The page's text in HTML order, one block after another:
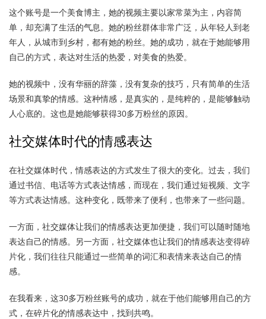
这个账号是一个美食博主，她的视频主要以家常菜为主，内容简
单，却充满了生活的气息。她的粉丝群体非常广泛，从年轻人到老
年人，从城市到乡村，都有她的粉丝。她的成功，就在于她能够用
自己的方式，表达对生活的热爱，对美食的热爱。
她的视频中，没有华丽的辞藻，没有复杂的技巧，只有简单的生活
场景和真挚的情感。这种情感，是真实的，是纯粹的，是能够触动
人心底的。这也是她能够获得30多万粉丝的原因。
社交媒体时代的情感表达
在社交媒体时代，情感表达的方式发生了很大的变化。过去，我们
通过书信、电话等方式表达情感，而现在，我们通过短视频、文字
等方式表达情感。这种变化，既带来了便利，也带来了一些问题。
一方面，社交媒体让我们的情感表达更加便捷，我们可以随时随地
表达自己的情感。另一方面，社交媒体也让我们的情感表达变得碎
片化，我们往往只能通过一些简单的词汇和表情来表达自己的情
感。
在我看来，这30多万粉丝账号的成功，就在于他们能够用自己的方
式，在碎片化的情感表达中，找到共鸣。